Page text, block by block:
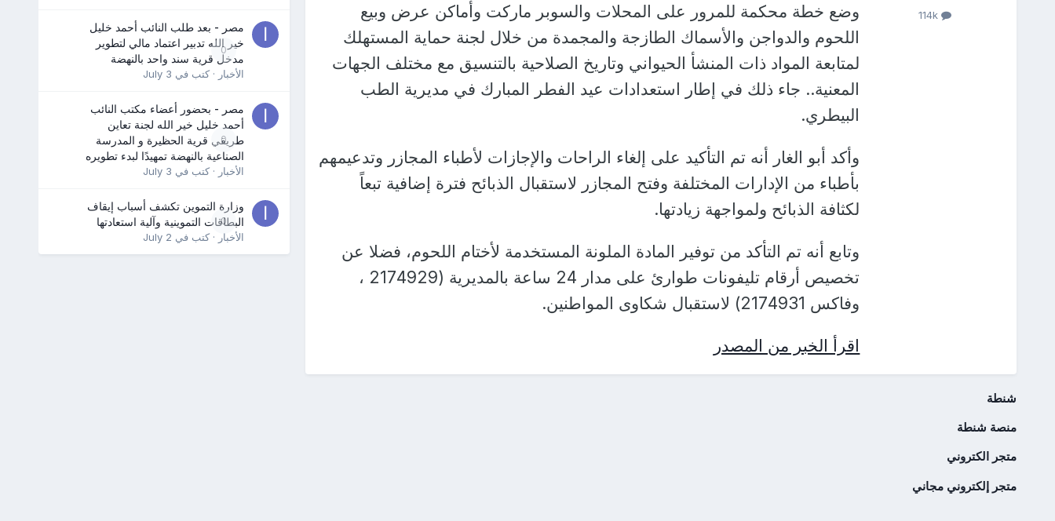
114k
وضع خطة محكمة للمرور على المحلات والسوبر ماركت وأماكن عرض وبيع
اللحوم والدواجن والأسماك الطازجة والمجمدة من خلال لجنة حماية المستهلك
لمتابعة المواد ذات المنشأ الحيواني وتاريخ الصلاحية بالتنسيق مع مختلف الجهات
المعنية.. جاء ذلك في إطار استعدادات عيد الفطر المبارك في مديرية الطب
البيطري.
وأكد أبو الغار أنه تم التأكيد على إلغاء الراحات والإجازات لأطباء المجازر وتدعيمهم
بأطباء من الإدارات المختلفة وفتح المجازر لاستقبال الذبائح فترة إضافية تبعاً
لكثافة الذبائح ولمواجهة زيادتها.
وتابع أنه تم التأكد من توفير المادة الملونة المستخدمة لأختام اللحوم، فضلا عن
تخصيص أرقام تليفونات طوارئ على مدار 24 ساعة بالمديرية (2174929 ،
وفاكس 2174931) لاستقبال شكاوى المواطنين.
اقرأ الخبر من المصدر
شنطة
منصة شنطة
متجر الكتروني
متجر إلكتروني مجاني
0
مصر - بعد طلب النائب أحمد خليل
خير الله تدبير اعتماد مالي لتطوير
مدخل قرية سند واحد بالنهضة
الأخبار · كتب في July 3
0
مصر - بحضور أعضاء مكتب النائب
أحمد خليل خير الله لجنة تعاين
طريقي قرية الحظيرة و المدرسة
الصناعية بالنهضة تمهيدًا لبدء تطويره
الأخبار · كتب في July 3
0
وزارة التموين تكشف أسباب إيقاف
البطاقات التموينية وآلية استعادتها
الأخبار · كتب في July 2